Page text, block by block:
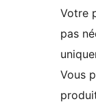
Votre
pas
Vous